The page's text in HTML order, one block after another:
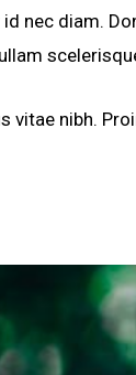
nec diam.
vitae nibh.